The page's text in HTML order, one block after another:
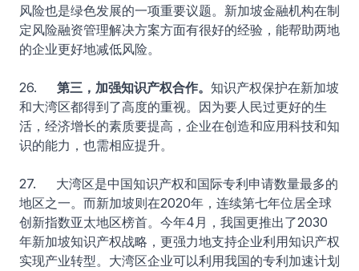
风险也是绿色发展的一项重要议题。新加坡金融机构在制
定风险融资管理解决方案方面有很好的经验，能帮助两地
的企业更好地减低风险。
26. 第三，加强知识产权合作。 知识产权保护在新加坡
和大湾区都得到了高度的重视。因为要人民过更好的生
活，经济增长的素质要提高，企业在创造和应用科技和知
识的能力，也需相应提升。
27. 大湾区是中国知识产权和国际专利申请数量最多的
地区之一。而新加坡则在2020年，连续第七年位居全球
创新指数亚太地区榜首。今年4月，我国更推出了2030
年新加坡知识产权战略，更强力地支持企业利用知识产权
实现产业转型。大湾区企业可以利用我国的专利加速计划